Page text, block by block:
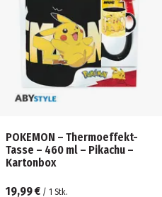
POKEMON – Thermoeffekt-
Tasse – 460 ml – Pikachu –
Kartonbox
19,99 € / 1 Stk.